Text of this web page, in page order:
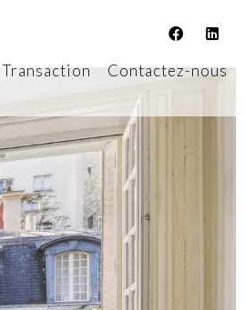
Transaction Contactez-nous